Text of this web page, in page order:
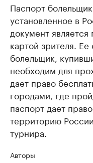
Паспорт
установленное в
документ
картой зрителя.
болельщик,
необходим для
дает право
городами, где
паспорт дает
территорию
турнира.
Авторы